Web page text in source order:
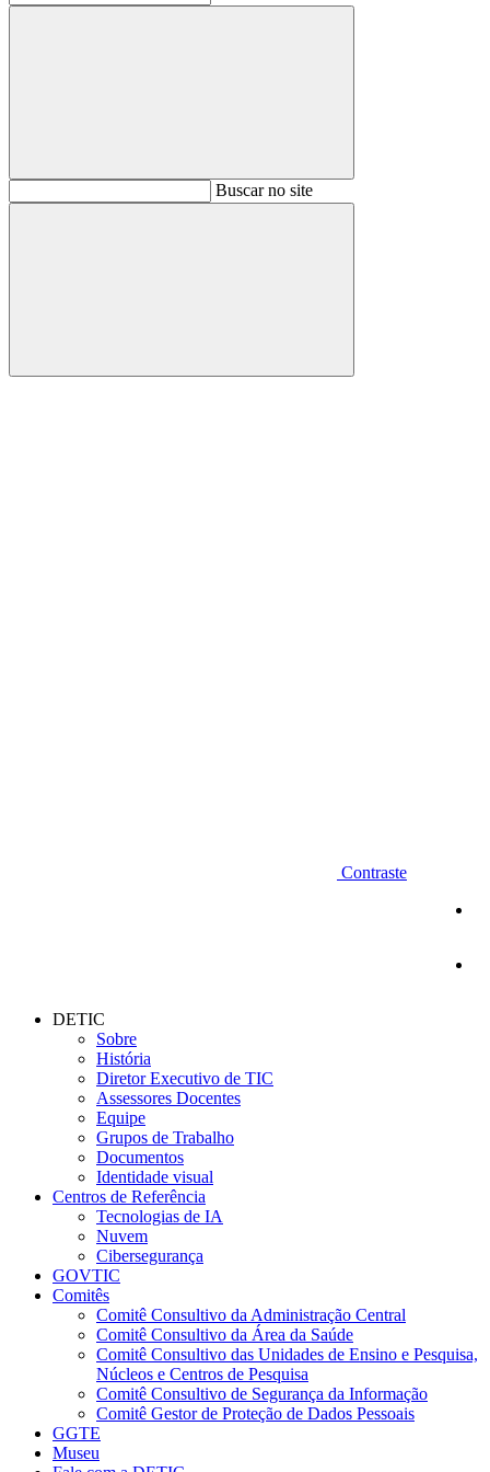
BuscarBuscar no site
Buscar
Contraste
DETIC
Sobre
História
Diretor Executivo de TIC
Assessores Docentes
Equipe
Grupos de Trabalho
Documentos
Identidade visual
Centros de Referência
Tecnologias de IA
Nuvem
Cibersegurança
GOVTIC
Comitês
Comitê Consultivo da Administração Central
Comitê Consultivo da Área da Saúde
Comitê Consultivo das Unidades de Ensino e Pesquisa,
Núcleos e Centros de Pesquisa
Comitê Consultivo de Segurança da Informação
Comitê Gestor de Proteção de Dados Pessoais
GGTE
Museu